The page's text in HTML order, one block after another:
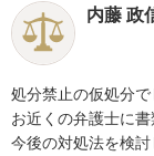
内藤 政
処分禁止の仮処分で
お近くの弁護士に書
今後の対処法を検討